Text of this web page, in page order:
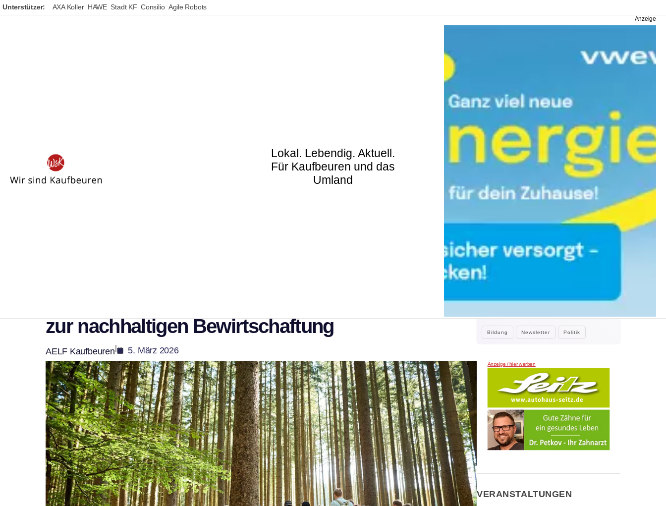
Unterstützer: AXA Koller HAWE Stadt KF Consilio Agile Robots
Lokal. Lebendig. Aktuell.
Für Kaufbeuren und das
Umland
Fortbildungsreihe zeigt Waldbesitzenden Wege
zur nachhaltigen Bewirtschaftung
AELF Kaufbeuren| 5. März 2026
WEITERE NEWS
Bildung Newsletter Politik
2. August 2026
Kleine Beiträge die großes bewirken:
Anzeige / hier werben
VERANSTALTUNGEN